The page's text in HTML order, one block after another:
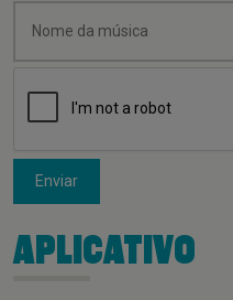
Enviar
APLICATIVO